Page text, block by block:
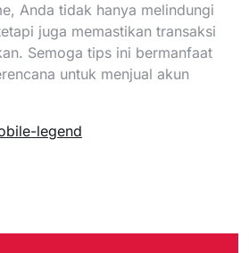
Anda tidak hanya melindungi
juga memastikan transaksi
Semoga tips ini bermanfaat
untuk menjual akun
legend